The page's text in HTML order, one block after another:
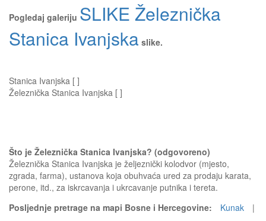
Pogledaj galeriju SLIKE Železnička
Stanica Ivanjska slike.
Stanica Ivanjska [ ]
Železnička Stanica Ivanjska [ ]
Što je Železnička Stanica Ivanjska? (odgovoreno)
Železnička Stanica Ivanjska je željeznički kolodvor (mjesto,
zgrada, farma), ustanova koja obuhvaća ured za prodaju karata,
perone, itd., za iskrcavanja i ukrcavanje putnika i tereta.
Posljednje pretrage na mapi Bosne i Hercegovine:
Kunak
|